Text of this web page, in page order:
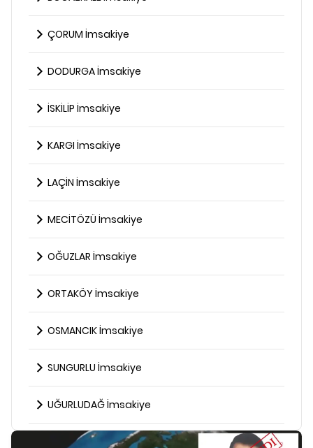
ÇORUM İmsakiye
DODURGA İmsakiye
İSKİLİP İmsakiye
KARGI İmsakiye
LAÇİN İmsakiye
MECİTÖZÜ İmsakiye
OĞUZLAR İmsakiye
ORTAKÖY İmsakiye
OSMANCIK İmsakiye
SUNGURLU İmsakiye
UĞURLUDAĞ İmsakiye